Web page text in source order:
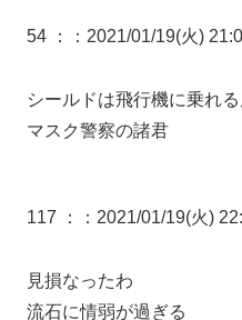
54 ： ：2021/01/19(火)
シールドは飛行機に乗れ
マスク警察の諸君
117 ： ：2021/01/19(火)
見損なったわ
流石に情弱が過ぎる